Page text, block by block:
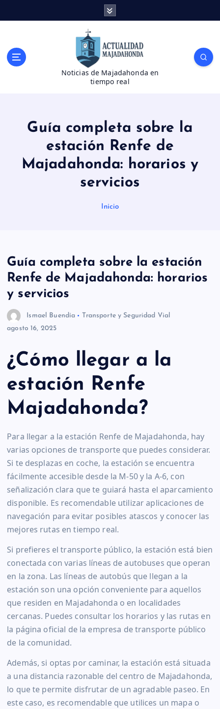
Noticias de Majadahonda en
tiempo real
Guía completa sobre la
estación Renfe de
Majadahonda: horarios y
servicios
Inicio
Guía completa sobre la estación
Renfe de Majadahonda: horarios
y servicios
Ismael Buendía
Transporte y Seguridad Vial
agosto 16, 2025
¿Cómo llegar a la
estación Renfe
Majadahonda?
Para llegar a la estación Renfe de Majadahonda, hay
varias opciones de transporte que puedes considerar.
Si te desplazas en coche, la estación se encuentra
fácilmente accesible desde la M-50 y la A-6, con
señalización clara que te guiará hasta el aparcamiento
disponible. Es recomendable utilizar aplicaciones de
navegación para evitar posibles atascos y conocer las
mejores rutas en tiempo real.
Si prefieres el transporte público, la estación está bien
conectada con varias líneas de autobuses que operan
en la zona. Las líneas de autobús que llegan a la
estación son una opción conveniente para aquellos
que residen en Majadahonda o en localidades
cercanas. Puedes consultar los horarios y las rutas en
la página oficial de la empresa de transporte público
de la comunidad.
Además, si optas por caminar, la estación está situada
a una distancia razonable del centro de Majadahonda,
lo que te permite disfrutar de un agradable paseo. En
este caso, es recomendable que utilices un mapa o